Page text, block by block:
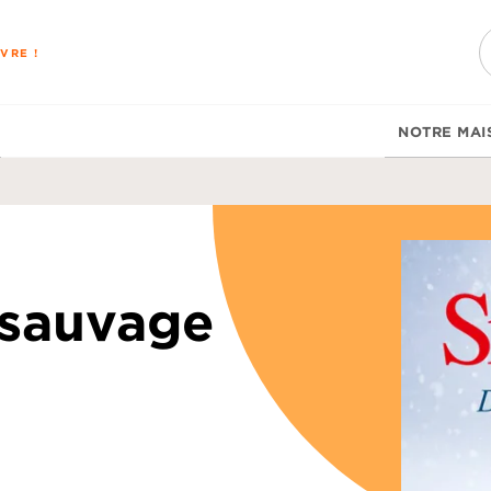
!
NOTRE